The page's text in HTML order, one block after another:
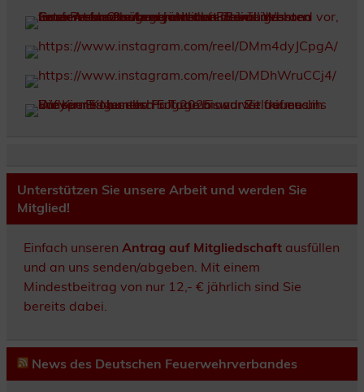
Unterstützen Sie unsere Arbeit und werden Sie
Mitglied!
Einfach unseren Antrag auf Mitgliedschaftausfüllen
und an uns senden/abgeben. Mit einem
Mindestbeitrag von nur 12,- € jährlich sind Sie
bereits dabei.
News des Deutschen Feuerwehrverbandes